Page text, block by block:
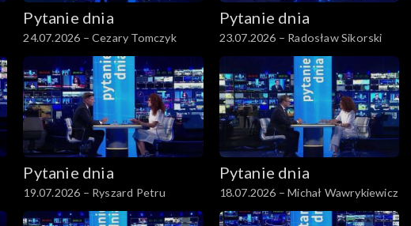
Pytanie dnia
24.07.2026 – Cezary Tomczyk
Pytanie dnia
23.07.2026 – Radosław Sikorski
Pytanie dnia
19.07.2026 – Ryszard Petru
Pytanie dnia
18.07.2026 – Michał Wawrykiewicz